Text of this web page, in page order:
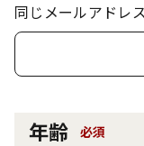
同じメールアドレ
年齢 必須